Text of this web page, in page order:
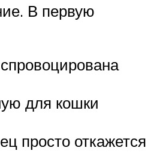
В первую
для кошки
просто откажется